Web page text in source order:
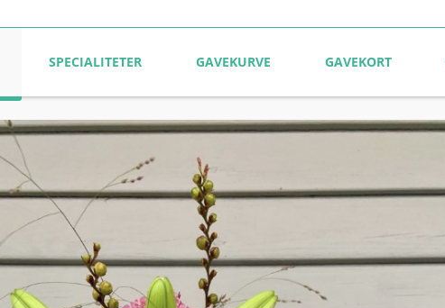
SPECIALITETER GAVEKURVE GAVEKORT